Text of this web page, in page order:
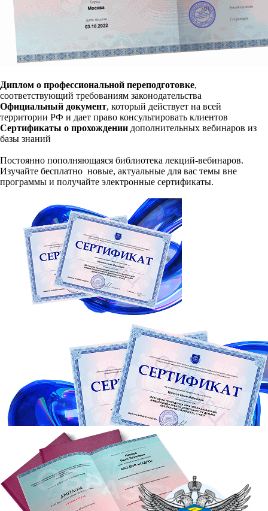
Диплом о профессиональной переподготовке,
соответствующий требованиям законодательства
Официальный документ, который действует на всей
территории РФ и дает право консультировать клиентов
Сертификаты о прохождении дополнительных вебинаров из
базы знаний
Постоянно пополняющаяся библиотека лекций-вебинаров.
Изучайте бесплатно новые, актуальные для вас темы вне
программы и получайте электронные сертификаты.